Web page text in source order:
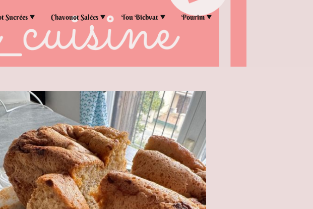
Sucrées Chavouot Salées Tou Bichvat Pourim